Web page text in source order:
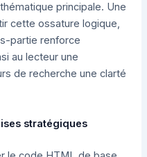
principale. Une
cette ossature logique,
partie renforce
au lecteur une
de recherche une clarté
stratégiques